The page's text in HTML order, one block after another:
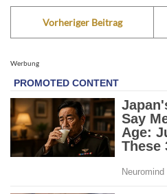
Vorheriger Beitrag
Werbung